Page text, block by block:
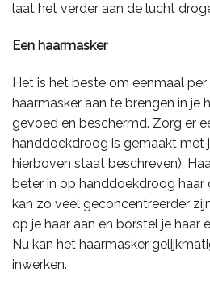
laat het verder aan de lucht
Een haarmasker
Het is het beste om eenmaal
haarmasker aan te brengen in je
gevoed en beschermd. Zorg er
handdoekdroog is gemaakt met
hierboven staat beschreven).
beter in op handdoekdroog haar
kan zo veel geconcentreerder
op je haar aan en borstel je haar
Nu kan het haarmasker
inwerken.